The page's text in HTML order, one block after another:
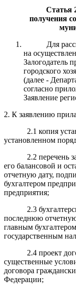
Статья
получения
Для
на
Залогодатель
городского
(далее -
согласно
Заявление
2. К заявлению
2.1 копия
установленном
2.2 перечень
его балансовой и
отчетную дату,
бухгалтером
предприятия;
2.3
последнюю
главным
государственным
2.4 проект
существенные
договора
Федерации;